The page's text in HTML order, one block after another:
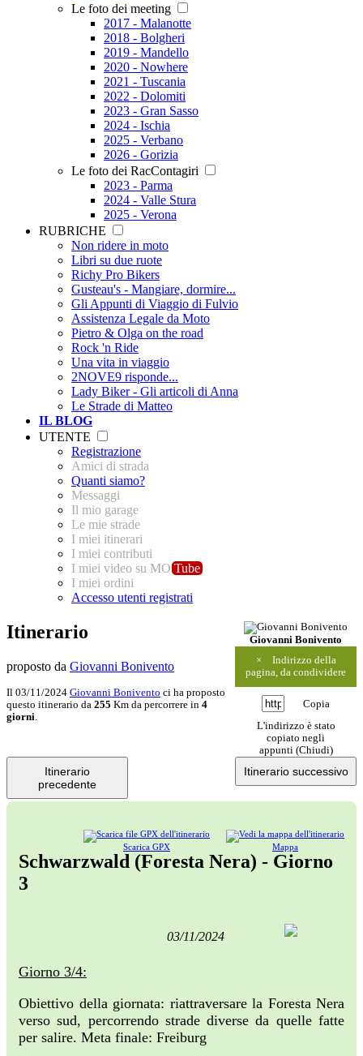
Le foto dei meeting
2017 - Malanotte
2018 - Bolgheri
2019 - Mandello
2020 - Nowhere
2021 - Tuscania
2022 - Dolomiti
2023 - Gran Sasso
2024 - Ischia
2025 - Verbano
2026 - Gorizia
Le foto dei RacContagiri
2023 - Parma
2024 - Valle Stura
2025 - Verona
RUBRICHE
Non ridere in moto
Libri su due ruote
Richy Pro Bikers
Gusteau's - Mangiare, dormire...
Gli Appunti di Viaggio di Fulvio
Assistenza Legale da Moto
Pietro & Olga on the road
Rock 'n Ride
Una vita in viaggio
2NOVE9 risponde...
Lady Biker - Gli articoli di Anna
Le Strade di Matteo
IL BLOG
UTENTE
Registrazione
Amici di strada
Quanti siamo?
Messaggi
Il mio garage
Le mie strade
I miei itinerari
I miei contributi
I miei video su MO Tube
I miei ordini
Accesso utenti registrati
Giovanni Bonivento
×
Indirizzo della
pagina, da condividere
Copia
L'indirizzo è stato
copiato negli
appunti (Chiudi)
Itinerario
proposto da Giovanni Bonivento
Il 03/11/2024 Giovanni Bonivento ci ha proposto
questo itinerario da 255 Km da percorrere in 4
giorni.
Itinerario
precedente
Itinerario successivo
Mappa
Scarica GPX
Schwarzwald (Foresta Nera) - Giorno
3
03/11/2024
Giorno 3/4:
Obiettivo della giornata: riattraversare la Foresta Nera
verso sud, percorrendo strade diverse da quelle fatte
per salire. Meta finale: Freiburg